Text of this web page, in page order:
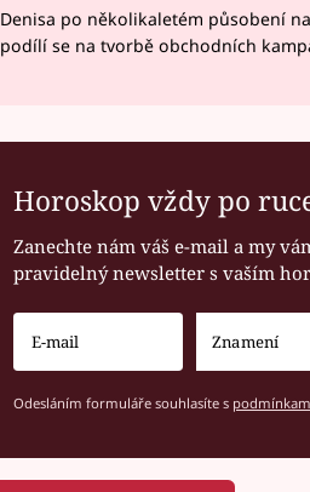
Denisa po několikaletém působení
podílí se na tvorbě obchodních
Horoskop vždy po
Zanechte nám váš e-mail a my
pravidelný newsletter s vaším
Odesláním formuláře souhlasíte s